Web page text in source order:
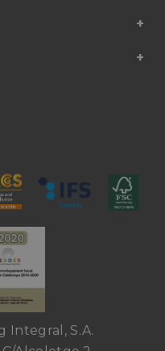
Integral, S.A.